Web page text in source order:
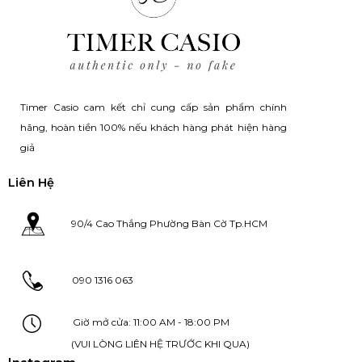
Timer Casio cam kết chỉ cung cấp sản phẩm chính
hãng, hoàn tiền 100% nếu khách hàng phát hiện hàng
giả
Liên Hệ
90/4 Cao Thắng Phường Bàn Cờ Tp.HCM
090 1316 063
Giờ mở cửa: 11:00 AM - 18:00 PM
(VUI LÒNG LIÊN HỆ TRƯỚC KHI QUA)